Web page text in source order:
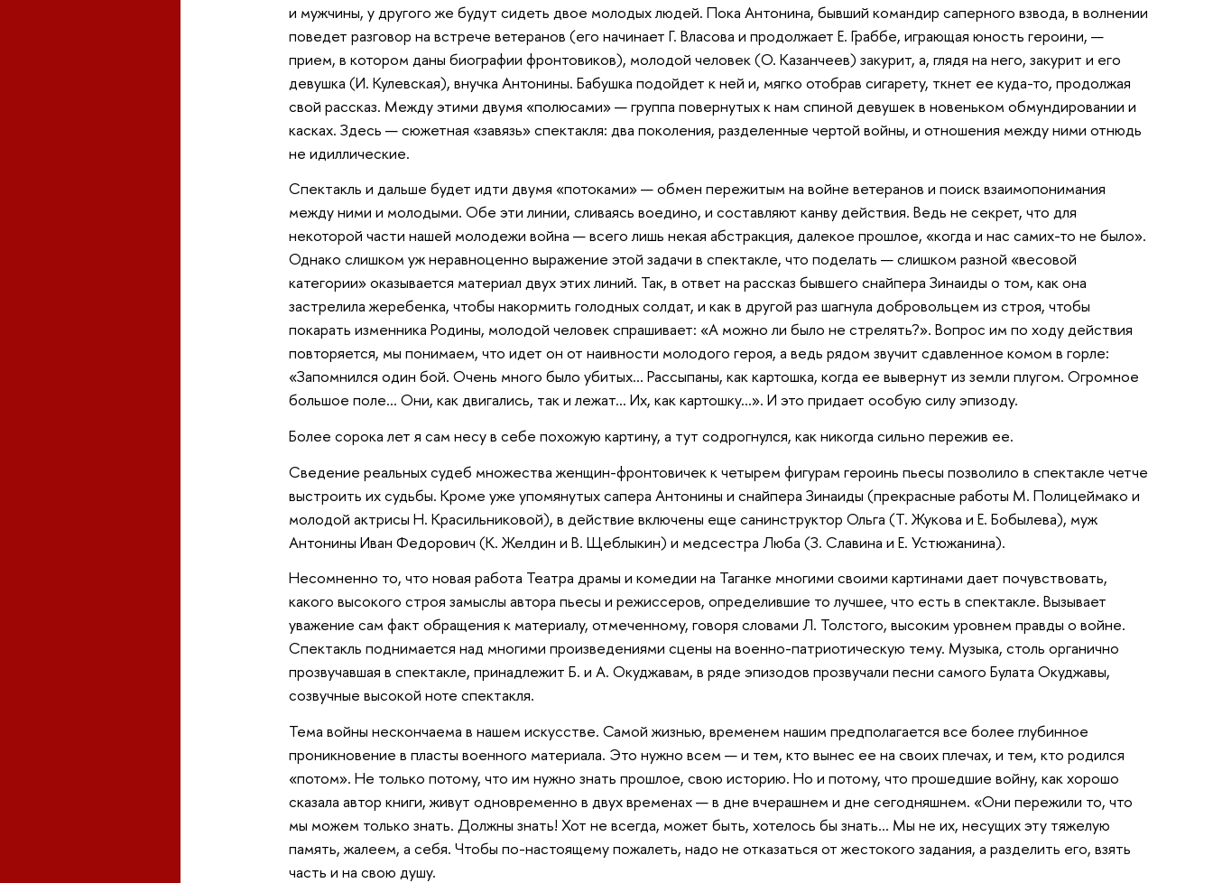
и мужчины, у другого же будут сидеть двое молодых людей. Пока Антонина, бывший командир саперного взвода, в волнении
поведет разговор на встрече ветеранов (его начинает Г. Власова и продолжает Е. Граббе, играющая юность героини, —
прием, в котором даны биографии фронтовиков), молодой человек (О. Казанчеев) закурит, а, глядя на него, закурит и его
девушка (И. Кулевская), внучка Антонины. Бабушка подойдет к ней и, мягко отобрав сигарету, ткнет ее куда-то, продолжая
свой рассказ. Между этими двумя «полюсами» — группа повернутых к нам спиной девушек в новеньком обмундировании и
касках. Здесь — сюжетная «завязь» спектакля: два поколения, разделенные чертой войны, и отношения между ними отнюдь
не идиллические.
Спектакль и дальше будет идти двумя «потоками» — обмен пережитым на войне ветеранов и поиск взаимопонимания
между ними и молодыми. Обе эти линии, сливаясь воедино, и составляют канву действия. Ведь не секрет, что для
некоторой части нашей молодежи война — всего лишь некая абстракция, далекое прошлое, «когда и нас самих-то не было».
Однако слишком уж неравноценно выражение этой задачи в спектакле, что поделать — слишком разной «весовой
категории» оказывается материал двух этих линий. Так, в ответ на рассказ бывшего снайпера Зинаиды о том, как она
застрелила жеребенка, чтобы накормить голодных солдат, и как в другой раз шагнула добровольцем из строя, чтобы
покарать изменника Родины, молодой человек спрашивает: «А можно ли было не стрелять?». Вопрос им по ходу действия
повторяется, мы понимаем, что идет он от наивности молодого героя, а ведь рядом звучит сдавленное комом в горле:
«Запомнился один бой. Очень много было убитых… Рассыпаны, как картошка, когда ее вывернут из земли плугом. Огромное
большое поле… Они, как двигались, так и лежат… Их, как картошку…». И это придает особую силу эпизоду.
Более сорока лет я сам несу в себе похожую картину, а тут содрогнулся, как никогда сильно пережив ее.
Сведение реальных судеб множества женщин-фронтовичек к четырем фигурам героинь пьесы позволило в спектакле четче
выстроить их судьбы. Кроме уже упомянутых сапера Антонины и снайпера Зинаиды (прекрасные работы М. Полицеймако и
молодой актрисы Н. Красильниковой), в действие включены еще санинструктор Ольга (Т. Жукова и Е. Бобылева), муж
Антонины Иван Федорович (К. Желдин и В. Щеблыкин) и медсестра Люба (З. Славина и Е. Устюжанина).
Несомненно то, что новая работа Театра драмы и комедии на Таганке многими своими картинами дает почувствовать,
какого высокого строя замыслы автора пьесы и режиссеров, определившие то лучшее, что есть в спектакле. Вызывает
уважение сам факт обращения к материалу, отмеченному, говоря словами Л. Толстого, высоким уровнем правды о войне.
Спектакль поднимается над многими произведениями сцены на военно-патриотическую тему. Музыка, столь органично
прозвучавшая в спектакле, принадлежит Б. и А. Окуджавам, в ряде эпизодов прозвучали песни самого Булата Окуджавы,
созвучные высокой ноте спектакля.
Тема войны нескончаема в нашем искусстве. Самой жизнью, временем нашим предполагается все более глубинное
проникновение в пласты военного материала. Это нужно всем — и тем, кто вынес ее на своих плечах, и тем, кто родился
«потом». Не только потому, что им нужно знать прошлое, свою историю. Но и потому, что прошедшие войну, как хорошо
сказала автор книги, живут одновременно в двух временах — в дне вчерашнем и дне сегодняшнем. «Они пережили то, что
мы можем только знать. Должны знать! Хот не всегда, может быть, хотелось бы знать… Мы не их, несущих эту тяжелую
память, жалеем, а себя. Чтобы по-настоящему пожалеть, надо не отказаться от жестокого задания, а разделить его, взять
часть и на свою душу.